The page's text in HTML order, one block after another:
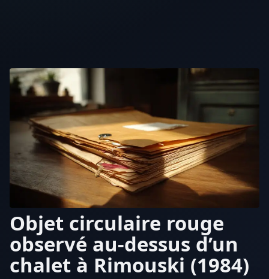
Objet circulaire rouge
observé au-dessus d’un
chalet à Rimouski (1984)